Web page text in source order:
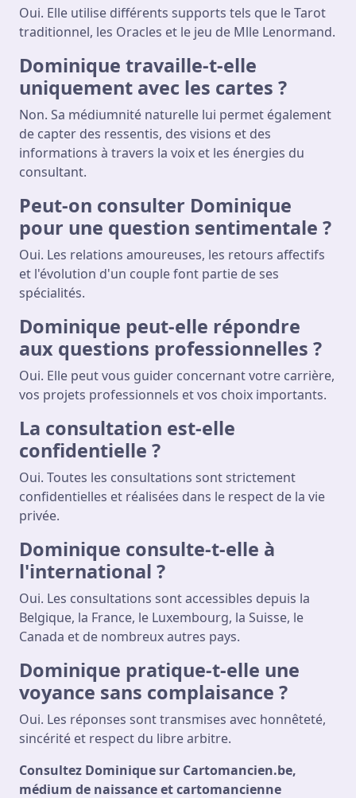
Oui. Elle utilise différents supports tels que le Tarot
traditionnel, les Oracles et le jeu de Mlle Lenormand.
Dominique travaille-t-elle
uniquement avec les cartes ?
Non. Sa médiumnité naturelle lui permet également
de capter des ressentis, des visions et des
informations à travers la voix et les énergies du
consultant.
Peut-on consulter Dominique
pour une question sentimentale ?
Oui. Les relations amoureuses, les retours affectifs
et l'évolution d'un couple font partie de ses
spécialités.
Dominique peut-elle répondre
aux questions professionnelles ?
Oui. Elle peut vous guider concernant votre carrière,
vos projets professionnels et vos choix importants.
La consultation est-elle
confidentielle ?
Oui. Toutes les consultations sont strictement
confidentielles et réalisées dans le respect de la vie
privée.
Dominique consulte-t-elle à
l'international ?
Oui. Les consultations sont accessibles depuis la
Belgique, la France, le Luxembourg, la Suisse, le
Canada et de nombreux autres pays.
Dominique pratique-t-elle une
voyance sans complaisance ?
Oui. Les réponses sont transmises avec honnêteté,
sincérité et respect du libre arbitre.
Consultez Dominique sur Cartomancien.be,
médium de naissance et cartomancienne